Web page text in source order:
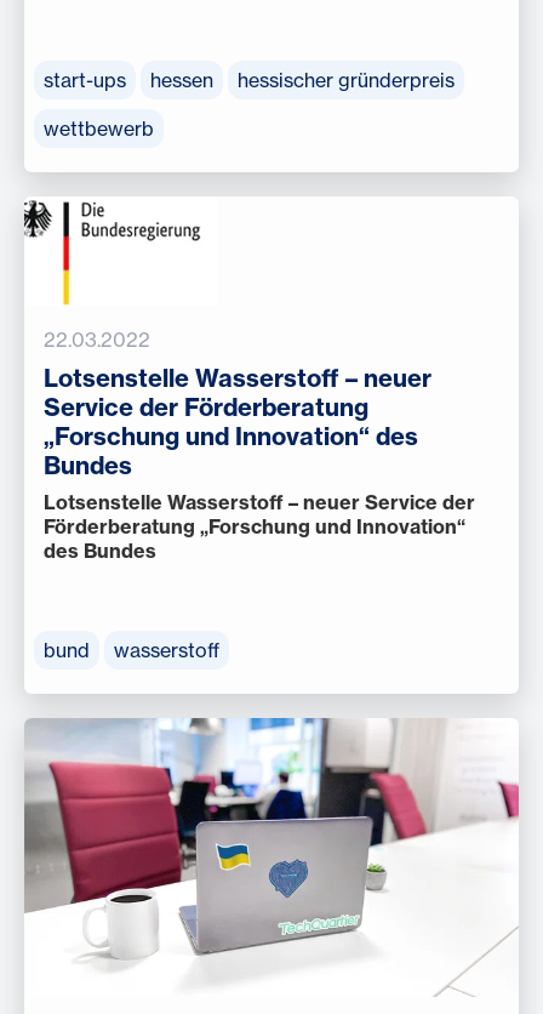
start-ups hessen
hessischer gründerpreis
wettbewerb
22.03.2022
Lotsenstelle Wasserstoff – neuer
Service der Förderberatung
„Forschung und Innovation“ des
Bundes
Lotsenstelle Wasserstoff – neuer Service der
Förderberatung „Forschung und Innovation“
des Bundes
bund wasserstoff